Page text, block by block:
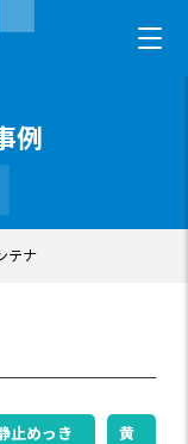
例
テナ
止めっき
黄